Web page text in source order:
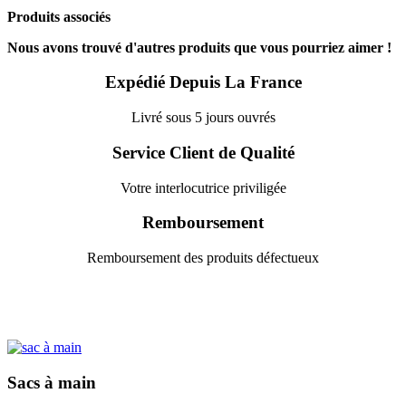
Produits associés
Nous avons trouvé d'autres produits que vous pourriez aimer !
Expédié Depuis La France
Livré sous 5 jours ouvrés
Service Client de Qualité
Votre interlocutrice priviligée
Remboursement
Remboursement des produits défectueux
Sacs à main